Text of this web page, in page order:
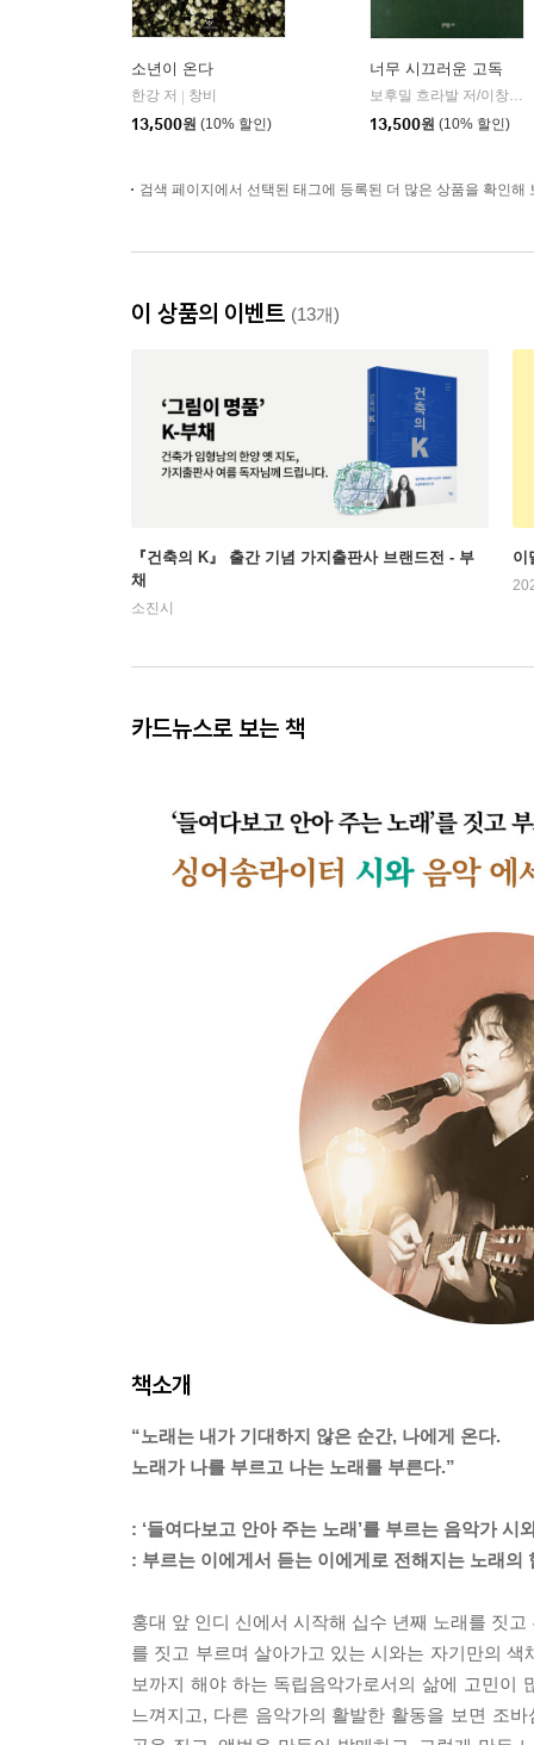
소년이 온다
한강 저
창비
13,500원 (10% 할인)
너무 시끄러운 고독
보후밀 흐라발 저/이창실 역
13,500원 (10% 할인)
검색 페이지에서 선택된 태그에 등록된 더 많은 상품을 확인해
이 상품의 이벤트 (13개)
『건축의 K』 출간 기념 가지출판사 브랜드전 - 부
채
소진시
이
카드뉴스로 보는 책
책소개
“노래는 내가 기대하지 않은 순간, 나에게 온다.
노래가 나를 부르고 나는 노래를 부른다.”
: ‘들여다보고 안아 주는 노래’를 부르는 음악가 시
: 부르는 이에게서 듣는 이에게로 전해지는 노래의
홍대 앞 인디 신에서 시작해 십수 년째 노래를 짓
를 짓고 부르며 살아가고 있는 시와는 자기만의
보까지 해야 하는 독립음악가로서의 삶에 고민이
느껴지고, 다른 음악가의 활발한 활동을 보면 조